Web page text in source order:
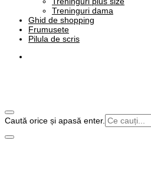
Treninguri dama
Ghid de shopping
Frumusete
Pilula de scris
❤️ Stilul Meu Natural in Culori
Alege o viata plina de culoare!
Cauți
Caută orice și apasă enter.